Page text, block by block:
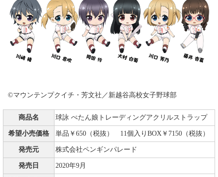
©マウンテンプクイチ・芳文社／新越谷高校女子野球部
商品名 球詠 ぺたん娘トレーディングアクリルストラップ
希望小売価格 単品￥650（税抜） 11個入りBOX￥7150（税抜）
発売元 株式会社ペンギンパレード
発売日 2020年9月